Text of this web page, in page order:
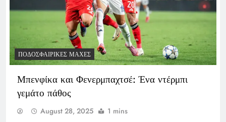
ΠΟΔΟΣΦΑΙΡΙΚΈΣ ΜΆΧΕΣ
Μπενφίκα και Φενερμπαχτσέ: Ένα ντέρμπι
γεμάτο πάθος
August 28, 2025 1 mins